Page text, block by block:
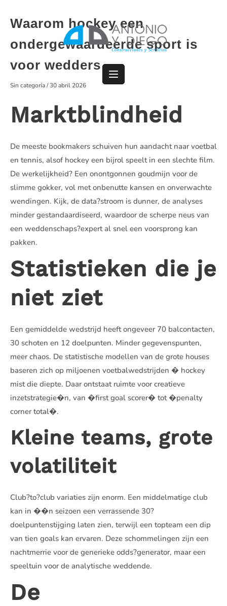
contenido
Waarom hockey een
ondergewaardeerde sport is
voor wedders
Sin categoría/30 abril 2026
Marktblindheid
De meeste bookmakers schuiven hun aandacht naar voetbal
en tennis, alsof hockey een bijrol speelt in een slechte film.
De werkelijkheid? Een onontgonnen goudmijn voor de
slimme gokker, vol met onbenutte kansen en onverwachte
wendingen. Kijk, de data?stroom is dunner, de analyses
minder gestandaardiseerd, waardoor de scherpe neus van
een weddenschaps?expert al snel een voorsprong kan
pakken.
Statistieken die je
niet ziet
Een gemiddelde wedstrijd heeft ongeveer 70 balcontacten,
30 schoten en 12 doelpunten. Minder gegevenspunten,
meer chaos. De statistische modellen van de grote houses
baseren zich op miljoenen voetbalwedstrijden � hockey
mist die diepte. Daar ontstaat ruimte voor creatieve
inzetstrategie�n, van �first goal scorer� tot �penalty
corner total�.
Kleine teams, grote
volatiliteit
Club?to?club variaties zijn enorm. Een middelmatige club
kan in ��n seizoen een verrassende 30?
doelpuntenstijging laten zien, terwijl een topteam een dip
van tien goals kan ervaren. Deze schommelingen zijn een
nachtmerrie voor de generieke odds?generator, maar een
speeltuin voor de analytische weddende.
De